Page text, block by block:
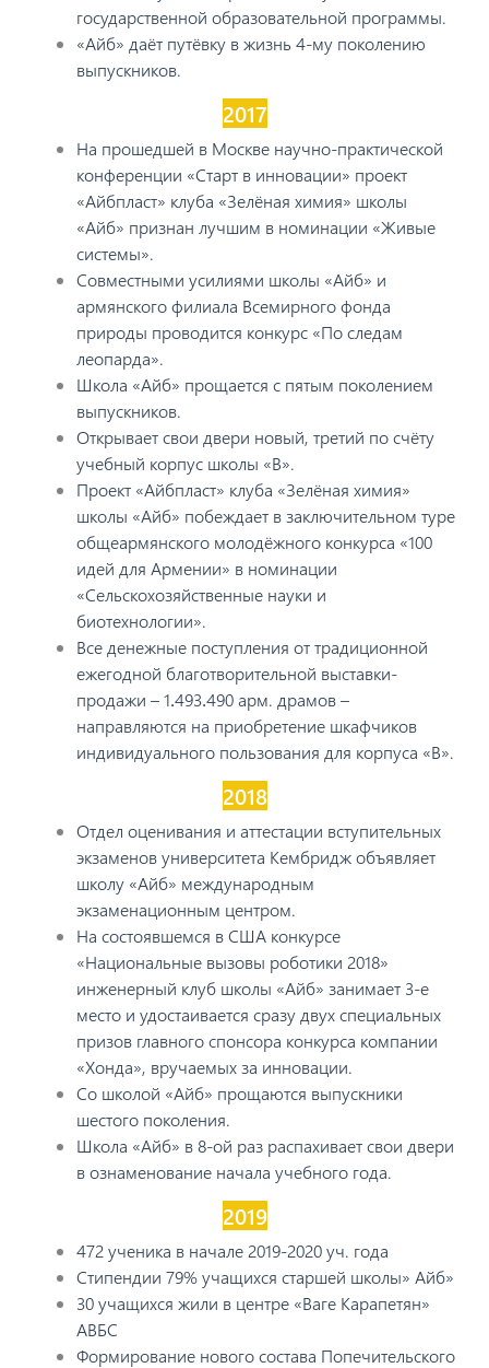
государственной образовательной программы.
«Айб» даёт путёвку в жизнь 4-му поколению
выпускников.
2017
На прошедшей в Москве научно-практической
конференции «Старт в инновации» проект
«Айбпласт» клуба «Зелёная химия» школы
«Айб» признан лучшим в номинации «Живые
системы».
Совместными усилиями школы «Айб» и
армянского филиала Всемирного фонда
природы проводится конкурс «По следам
леопарда».
Школа «Айб» прощается с пятым поколением
выпускников.
Открывает свои двери новый, третий по счёту
учебный корпус школы «В».
Проект «Айбпласт» клуба «Зелёная химия»
школы «Айб» побеждает в заключительном туре
общеармянского молодёжного конкурса «100
идей для Армении» в номинации
«Сельскохозяйственные науки и
биотехнологии».
Все денежные поступления от традиционной
ежегодной благотворительной выставки-
продажи – 1․493․490 арм. драмов –
направляются на приобретение шкафчиков
индивидуального пользования для корпуса «В».
2018
Отдел оценивания и аттестации вступительных
экзаменов университета Кембридж объявляет
школу «Айб» международным
экзаменационным центром.
На состоявшемся в США конкурсе
«Национальные вызовы роботики 2018»
инженерный клуб школы «Айб» занимает 3-е
место и удостаивается сразу двух специальных
призов главного спонсора конкурса компании
«Хонда», вручаемых за инновации.
Со школой «Айб» прощаются выпускники
шестого поколения.
Школа «Айб» в 8-ой раз распахивает свои двери
в ознаменование начала учебного года.
2019
472 ученика в начале 2019-2020 уч. года
Стипендии 79% учащихся старшей школы» Айб»
30 учащихся жили в центре «Ваге Карапетян»
АВБС
Формирование нового состава Попечительского